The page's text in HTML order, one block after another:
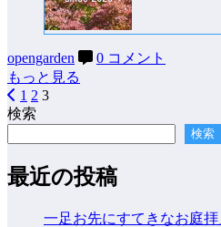
opengarden
0 コメント
もっと見る
投
稿
ペ
1 2 3
検索
検索
最近の投稿
一足お先にすてきなお庭拝